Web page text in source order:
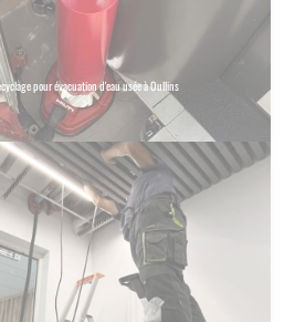
pour évacuation d'eau usée à Oullins